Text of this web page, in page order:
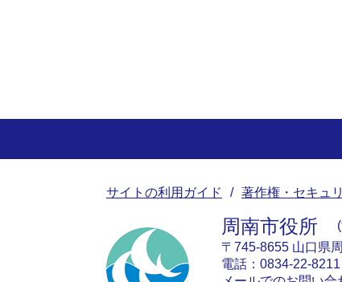
サイトの利用ガイド 著作権・セキュ
周南市役所
〒745-8655 山口県
電話：0834-22-